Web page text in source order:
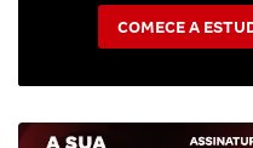
COMECE A